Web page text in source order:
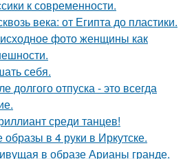
к современности.
века: от Египта до пластики.
фото женщины как
себя.
долгого отпуска - это всегда
среди танцев!
в 4 руки в Иркутске.
в образе Арианы гранде.